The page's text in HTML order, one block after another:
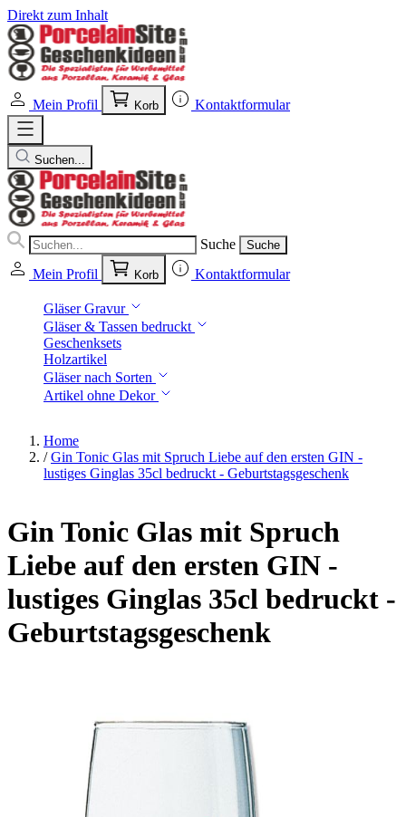
Direkt zum Inhalt
Mein Profil Korb Kontaktformular
Suchen...
Suche Suche
Mein Profil Korb Kontaktformular
Gläser Gravur
Gläser & Tassen bedruckt
Geschenksets
Holzartikel
Gläser nach Sorten
Artikel ohne Dekor
Home
/ Gin Tonic Glas mit Spruch Liebe auf den ersten GIN -
lustiges Ginglas 35cl bedruckt - Geburtstagsgeschenk
Gin Tonic Glas mit Spruch
Liebe auf den ersten GIN -
lustiges Ginglas 35cl bedruckt -
Geburtstagsgeschenk